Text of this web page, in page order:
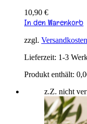
10,90 €
In den Warenkorb
zzgl. Versandkosten
Lieferzeit: 1-3
Produkt enthält:
z.Z. nicht